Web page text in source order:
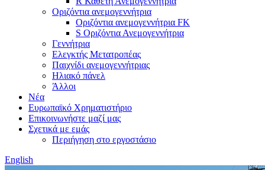
Οριζόντια ανεμογεννήτρια
Οριζόντια ανεμογεννήτρια FK
S Οριζόντια Ανεμογεννήτρια
Γεννήτρια
Ελεγκτής Μετατροπέας
Παιχνίδι ανεμογεννήτριας
Ηλιακό πάνελ
Άλλοι
Νέα
Ευρωπαϊκό Χρηματιστήριο
Επικοινωνήστε μαζί μας
Σχετικά με εμάς
Περιήγηση στο εργοστάσιο
English